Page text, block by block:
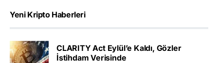
Yeni Kripto Haberleri
CLARITY Act Eylül’e Kaldı, Gözler
İstihdam Verisinde